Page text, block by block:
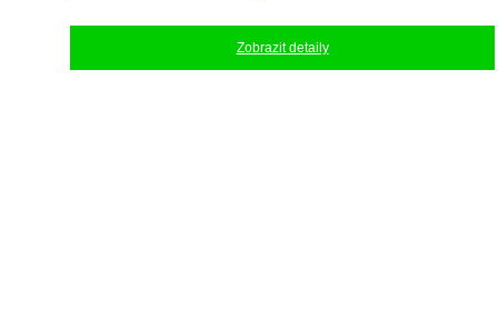
Zobrazit detaily